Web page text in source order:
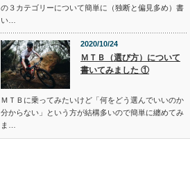
の３カテゴリーについて簡単に（独断と偏見多め）書
い…
2020/10/24
ＭＴＢ（選び方）について
書いてみました ①
ＭＴＢに乗ってみたいけど「何をどう選んでいいのか
分からない」という方が結構多いので簡単に纏めてみ
ま…